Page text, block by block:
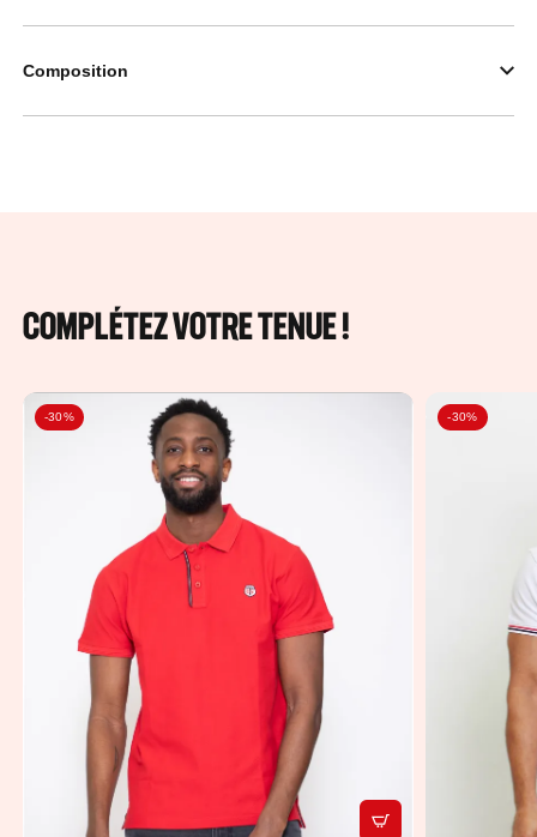
Composition
COMPLÉTEZ VOTRE TENUE !
APERÇU RAPIDE
-30% -30%